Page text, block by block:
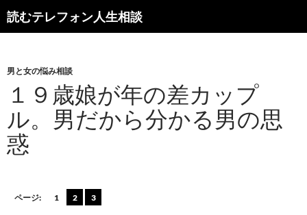
読むテレフォン人生相談
男と女の悩み相談
１９歳娘が年の差カップ
ル。男だから分かる男の思
惑
ページ: 1 2 3